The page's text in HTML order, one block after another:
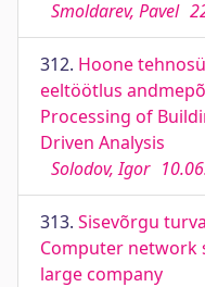
Smoldarev, Pavel
312. Hoone
eeltöötlus
Processing of
Driven Analysis
Solodov, Igor
313. Sisevõrgu
Computer network
large company